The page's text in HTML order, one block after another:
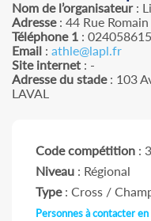
Nom de l’organisateur:
Adresse: 44 Rue
Téléphone 1 :
Email : athle@lapl.fr
Site internet : -
Adresse du stade: 103
LAVAL
Code compétition :
Niveau : Régional
Type: Cross /
Personnes à contacter